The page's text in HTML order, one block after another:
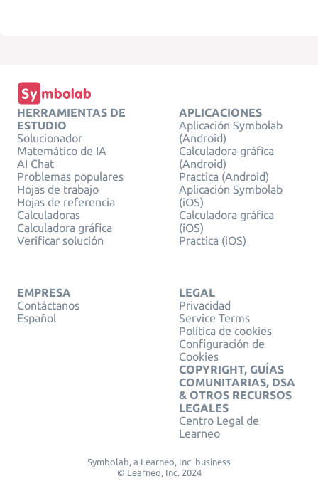
HERRAMIENTAS DE
ESTUDIO
Solucionador
Matemático de IA
AI Chat
Problemas populares
Hojas de trabajo
Hojas de referencia
Calculadoras
Calculadora gráfica
Verificar solución
APLICACIONES
Aplicación Symbolab
(Android)
Calculadora gráfica
(Android)
Practica (Android)
Aplicación Symbolab
(iOS)
Calculadora gráfica
(iOS)
Practica (iOS)
EMPRESA
Contáctanos
Español
LEGAL
Privacidad
Service Terms
Política de cookies
Configuración de
Cookies
COPYRIGHT, GUÍAS
COMUNITARIAS, DSA
& OTROS RECURSOS
LEGALES
Centro Legal de
Learneo
Symbolab, a Learneo, Inc. business
© Learneo, Inc. 2024